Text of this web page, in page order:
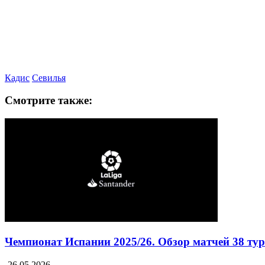
Кадис Севилья
Смотрите также:
Чемпионат Испании 2025/26. Обзор матчей 38